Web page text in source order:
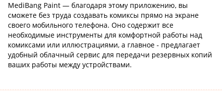
MediBang Paint — благодаря этому приложению, вы
сможете без труда создавать комиксы прямо на экране
своего мобильного телефона. Оно содержит все
необходимые инструменты для комфортной работы над
комиксами или иллюстрациями, а главное - предлагает
удобный облачный сервис для передачи резервных копий
ваших работы между устройствами.